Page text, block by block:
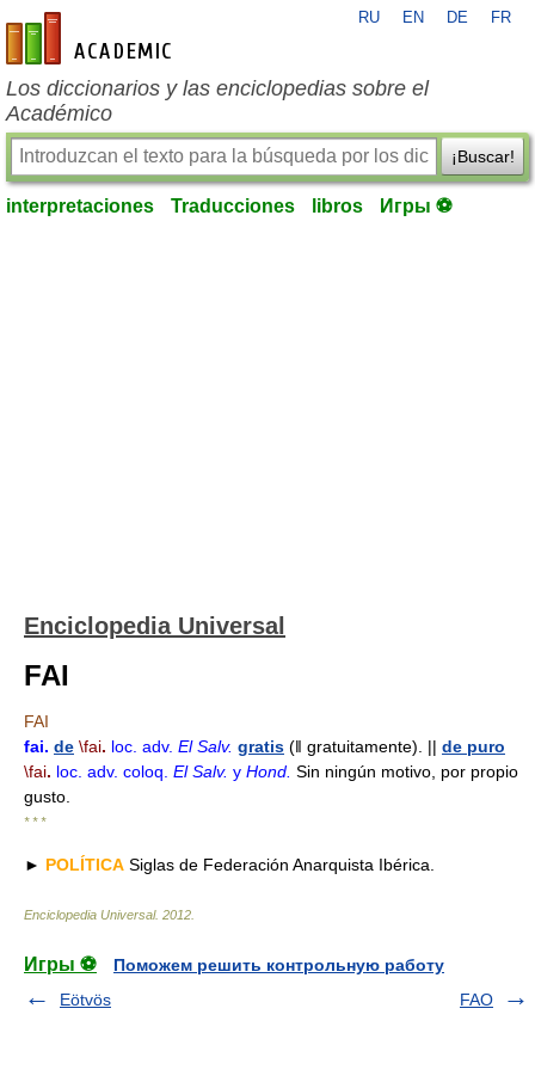
es-academic.com
RU EN DE FR
Los diccionarios y las enciclopedias sobre el
Académico
¡Buscar!
interpretaciones Traducciones libros Игры ⚽
Enciclopedia Universal
FAI
FAI
fai. de \fai. loc. adv. El Salv. gratis (ǁ gratuitamente). || de puro
\fai. loc. adv. coloq. El Salv. y Hond. Sin ningún motivo, por propio
gusto.
* * *
► POLÍTICA Siglas de Federación Anarquista Ibérica.
Enciclopedia Universal. 2012
Игры ⚽
Поможем решить контрольную работу
Eötvös
FAO